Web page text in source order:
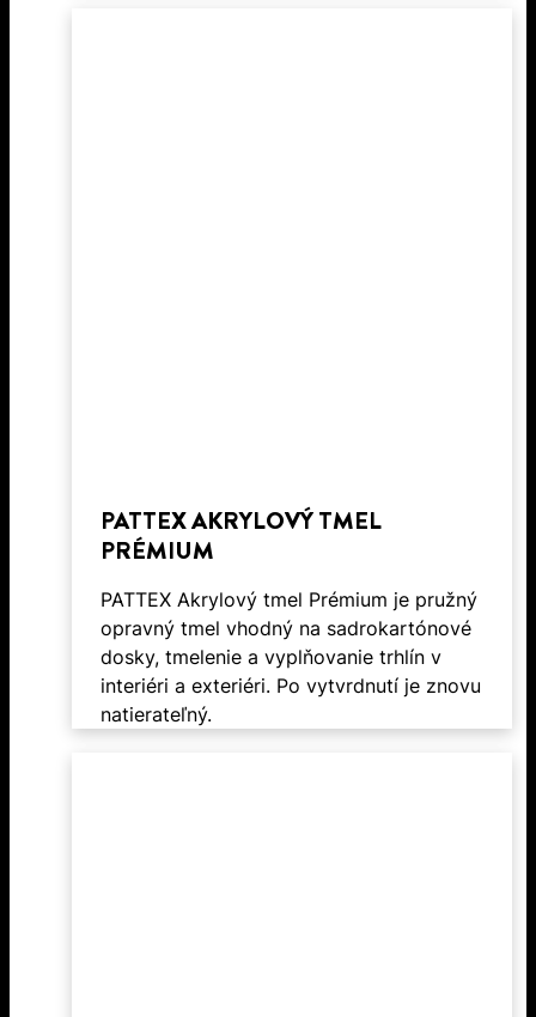
PATTEX AKRYLOVÝ TMEL
PRÉMIUM
PATTEX Akrylový tmel Prémium je pružný
opravný tmel vhodný na sadrokartónové
dosky, tmelenie a vyplňovanie trhlín v
interiéri a exteriéri. Po vytvrdnutí je znovu
natierateľný.